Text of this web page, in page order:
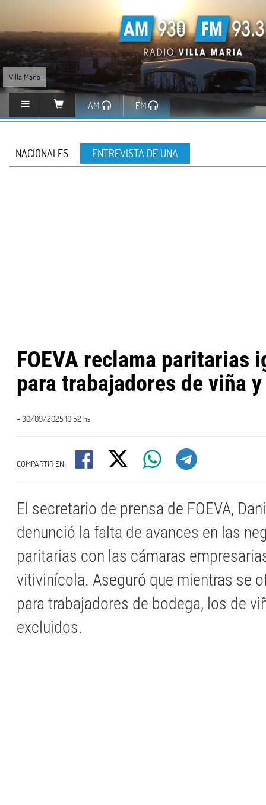
Villa María
AM FM
NACIONALES ENTREVISTA DE UNA
FOEVA reclama paritarias
para trabajadores de viña
- 30/09/2025 10:52 hs
COMPARTIR EN:
El secretario de prensa de FOEVA,
denunció la falta de avances en las
paritarias con las cámaras
vitivinícola. Aseguró que mientras se
para trabajadores de bodega, los de
excluidos.